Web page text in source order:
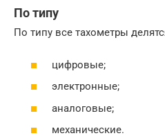
По типу
По типу все тахометры
цифровые;
электронные;
аналоговые;
механические.